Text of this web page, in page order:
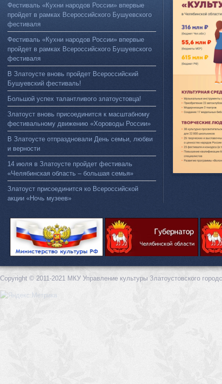
Фестиваль «Кухни народов России» впервые
пройдет в рамках Всероссийского Бушуевского
фестиваля
Фестиваль «Кухни народов России» впервые
пройдет в рамках Всероссийского Бушуевского
фестиваля
В Златоусте вновь пройдет Всероссийский
Бушуевский фестиваль!
Большой успех талантливого златоустовца!
Златоуст вновь присоединится к масштабному
фестивальному движению «Хороводы России»
В Златоусте отпраздновали День семьи, любви
и верности
14 июля в Златоусте пройдет фестиваль
«Челябинская область – большая семья»
Златоуст присоединится ко Всероссийской
акции «Ночь музеев»
Copyright © 2011-2021 МКУ Управление культуры Златоустовского